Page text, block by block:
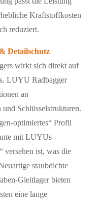
Kraftstoffkosten
reduziert.
Detailschutz
wirkt sich direkt auf
LUYU Radbagger
an
Schlüsselstrukturen.
optimiertes“ Profil
mit LUYUs
versehen ist, was die
staubdichte
Gleitlager bieten
eine lange